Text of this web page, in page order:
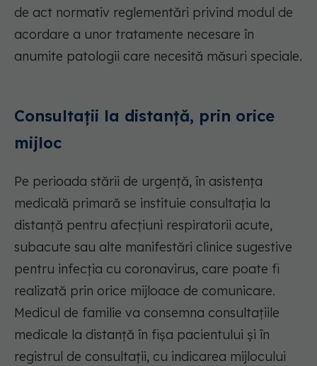
de act normativ reglementări privind modul de
acordare a unor tratamente necesare în
anumite patologii care necesită măsuri speciale.
Consultații la distanță, prin orice
mijloc
Pe perioada stării de urgență, în asistența
medicală primară se instituie consultația la
distanță pentru afecțiuni respiratorii acute,
subacute sau alte manifestări clinice sugestive
pentru infecția cu coronavirus, care poate fi
realizată prin orice mijloace de comunicare.
Medicul de familie va consemna consultațiile
medicale la distanță în fișa pacientului și în
registrul de consultații, cu indicarea mijlocului